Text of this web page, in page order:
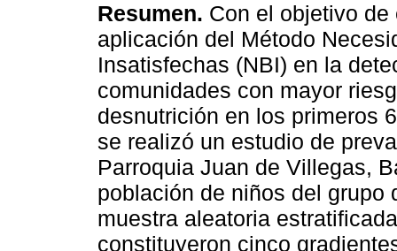
Resumen. Con el objetivo de
aplicación del Método
Insatisfechas (NBI) en la
comunidades con mayor
desnutrición en los primeros
se realizó un estudio de
Parroquia Juan de Villegas,
población de niños del grupo
muestra aleatoria
constituyeron cinco